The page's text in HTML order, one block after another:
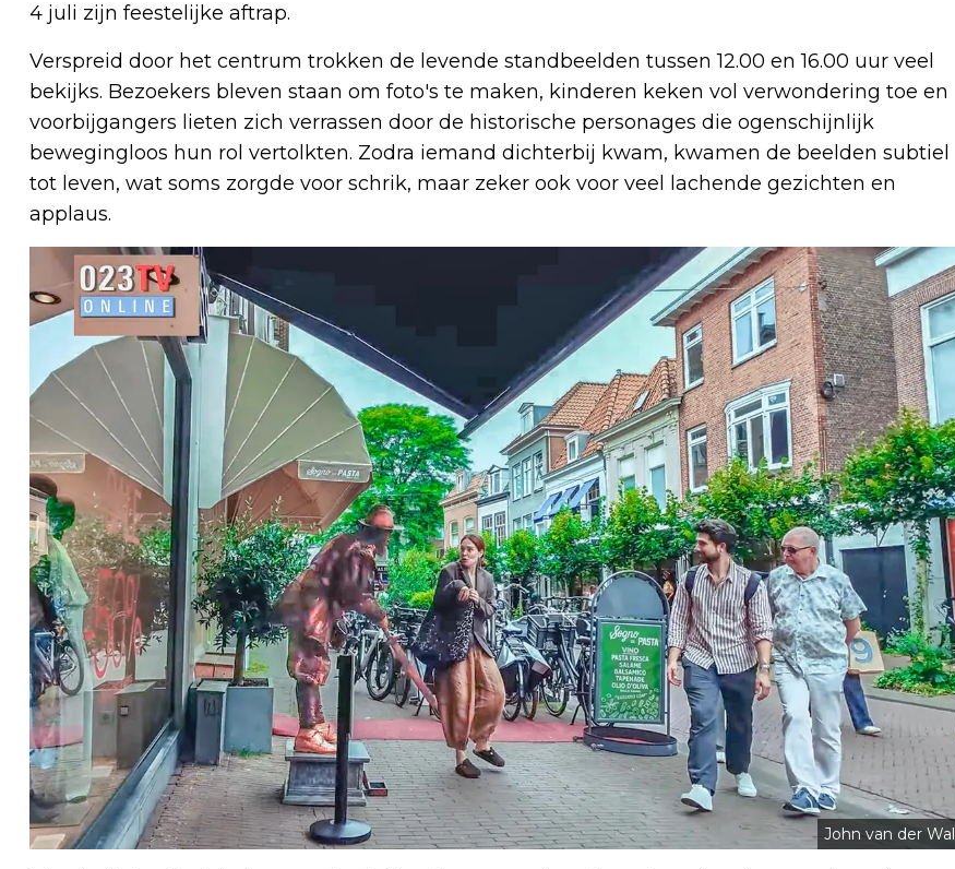
4 juli zijn feestelijke aftrap.
Verspreid door het centrum trokken de levende standbeelden tussen 12.00 en 16.00 uur veel
bekijks. Bezoekers bleven staan om foto's te maken, kinderen keken vol verwondering toe en
voorbijgangers lieten zich verrassen door de historische personages die ogenschijnlijk
bewegingloos hun rol vertolkten. Zodra iemand dichterbij kwam, kwamen de beelden subtiel
tot leven, wat soms zorgde voor schrik, maar zeker ook voor veel lachende gezichten en
applaus.
John van der Wal